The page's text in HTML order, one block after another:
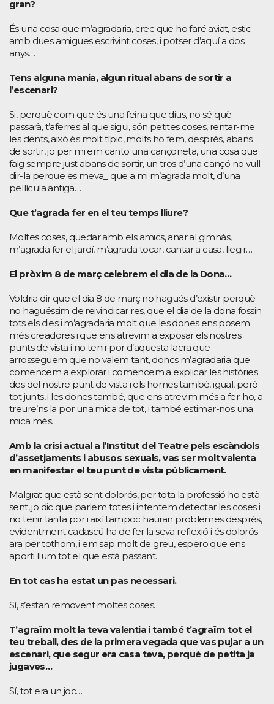
gran?
És una cosa que m’agradaria, crec que ho faré aviat, estic
amb dues amigues escrivint coses, i potser d’aquí a dos
anys…
Tens alguna mania, algun ritual abans de sortir a
l’escenari?
Si, perquè com que és una feina que dius, no sé què
passarà, t’aferres al que sigui, són petites coses, rentar-me
les dents, això és molt típic, molts ho fem, després, abans
de sortir, jo per mi em canto una cançoneta, una cosa que
faig sempre just abans de sortir, un tros d’una cançó no vull
dir-la perque es meva_ que a mi m’agrada molt, d’una
pel·lícula antiga…
Que t’agrada fer en el teu temps lliure?
Moltes coses, quedar amb els amics, anar al gimnàs,
m’agrada fer el jardí, m’agrada tocar, cantar a casa, llegir…
El pròxim 8 de març celebrem el dia de la Dona…
Voldria dir que el dia 8 de març no hagués d’existir perquè
no haguéssim de reivindicar res, que el dia de la dona fossin
tots els dies i m’agradaria molt que les dones ens posem
més creadores i que ens atrevim a exposar els nostres
punts de vista i no tenir por d’aquesta lacra que
arrosseguem que no valem tant, doncs m’agradaria que
comencem a explorar i comencem a explicar les històries
des del nostre punt de vista i els homes també, igual, però
tot junts, i les dones també, que ens atrevim més a fer-ho, a
treure’ns la por una mica de tot, i també estimar-nos una
mica més.
Amb la crisi actual a l’Institut del Teatre pels escàndols
d’assetjaments i abusos sexuals, vas ser molt valenta
en manifestar el teu punt de vista públicament.
Malgrat que està sent dolorós, per tota la professió ho està
sent, jo dic que parlem totes i intentem detectar les coses i
no tenir tanta por i així tampoc hauran problemes després,
evidentment cadascú ha de fer la seva reflexió i és dolorós
ara per tothom, i em sap molt de greu, espero que ens
aporti llum tot el que està passant.
En tot cas ha estat un pas necessari.
Sí, s’estan removent moltes coses.
T’agraïm molt la teva valentia i també t’agraïm tot el
teu treball, des de la primera vegada que vas pujar a un
escenari, que segur era casa teva, perquè de petita ja
jugaves…
Sí, tot era un joc…